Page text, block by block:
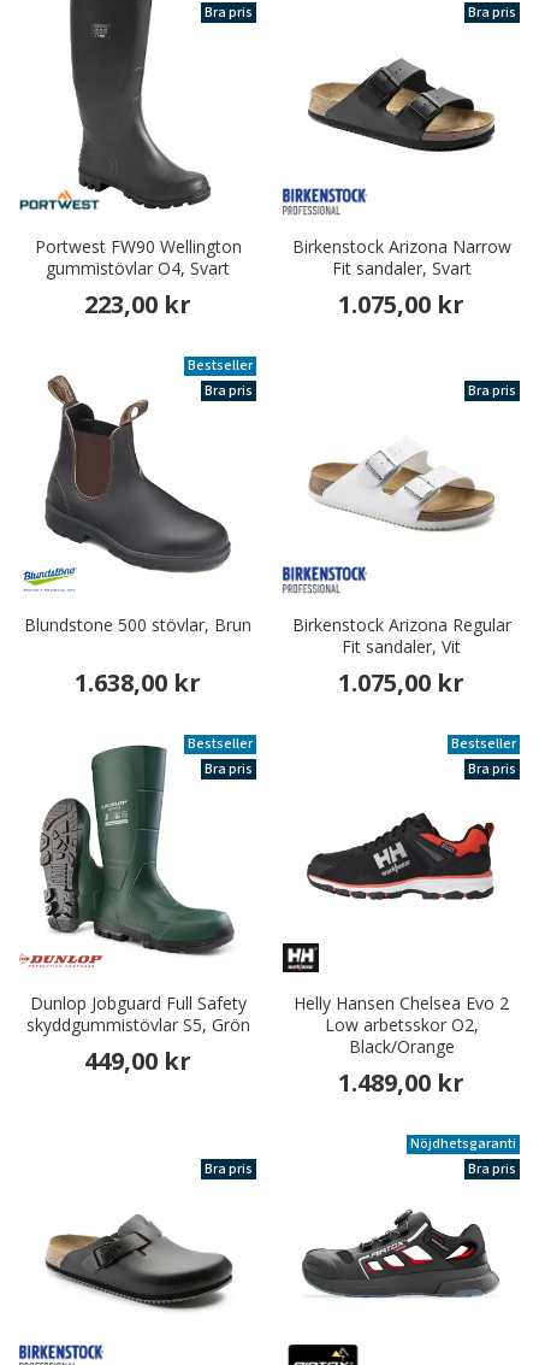
Bra pris
Portwest FW90 Wellington
gummistövlar O4, Svart
223,00 kr
Bra pris
Birkenstock Arizona Narrow
Fit sandaler, Svart
1.075,00 kr
Bestseller
Bra pris
Blundstone 500 stövlar, Brun
1.638,00 kr
Bra pris
Birkenstock Arizona Regular
Fit sandaler, Vit
1.075,00 kr
Bestseller
Bra pris
Dunlop Jobguard Full Safety
skyddgummistövlar S5, Grön
449,00 kr
Bestseller
Bra pris
Helly Hansen Chelsea Evo 2
Low arbetsskor O2,
Black/Orange
1.489,00 kr
Bra pris
Nöjdhetsgaranti
Bra pris